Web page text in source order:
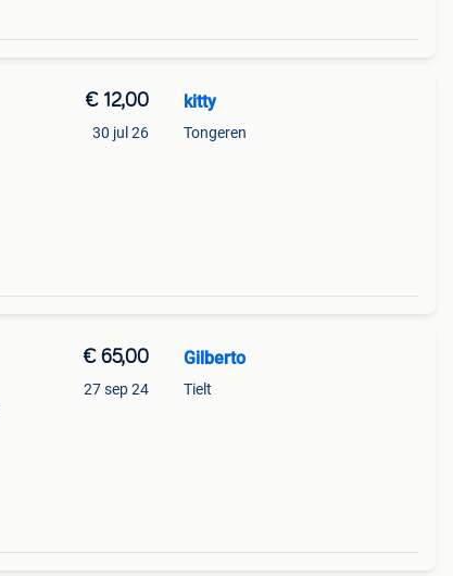
€ 12,00
30 jul 26
kitty
Tongeren
€ 65,00
27 sep 24
Gilberto
Tielt